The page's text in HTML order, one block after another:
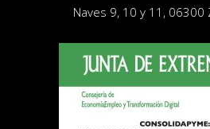
Naves 9, 10 y 11, 06300